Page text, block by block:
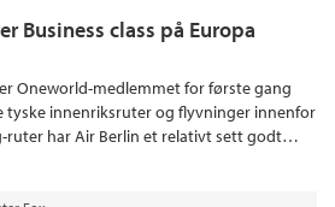
Business class på Europa
Oneworld-medlemmet for første gang
tyske innenriksruter og flyvninger innenfor
ruter har Air Berlin et relativt sett godt…